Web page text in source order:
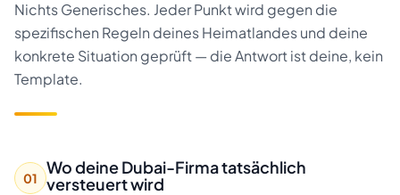
Nichts Generisches. Jeder Punkt wird gegen die
spezifischen Regeln deines Heimatlandes und deine
konkrete Situation geprüft — die Antwort ist deine, kein
Template.
01
Wo deine Dubai-Firma tatsächlich
versteuert wird